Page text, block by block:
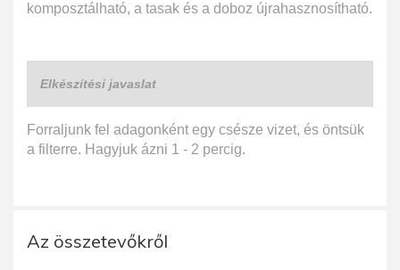
komposztálható, a tasak és a doboz újrahasznosítható.
Elkészítési javaslat
Forraljunk fel adagonként egy csésze vizet, és öntsük
a filterre. Hagyjuk ázni 1 - 2 percig.
Az összetevőkről